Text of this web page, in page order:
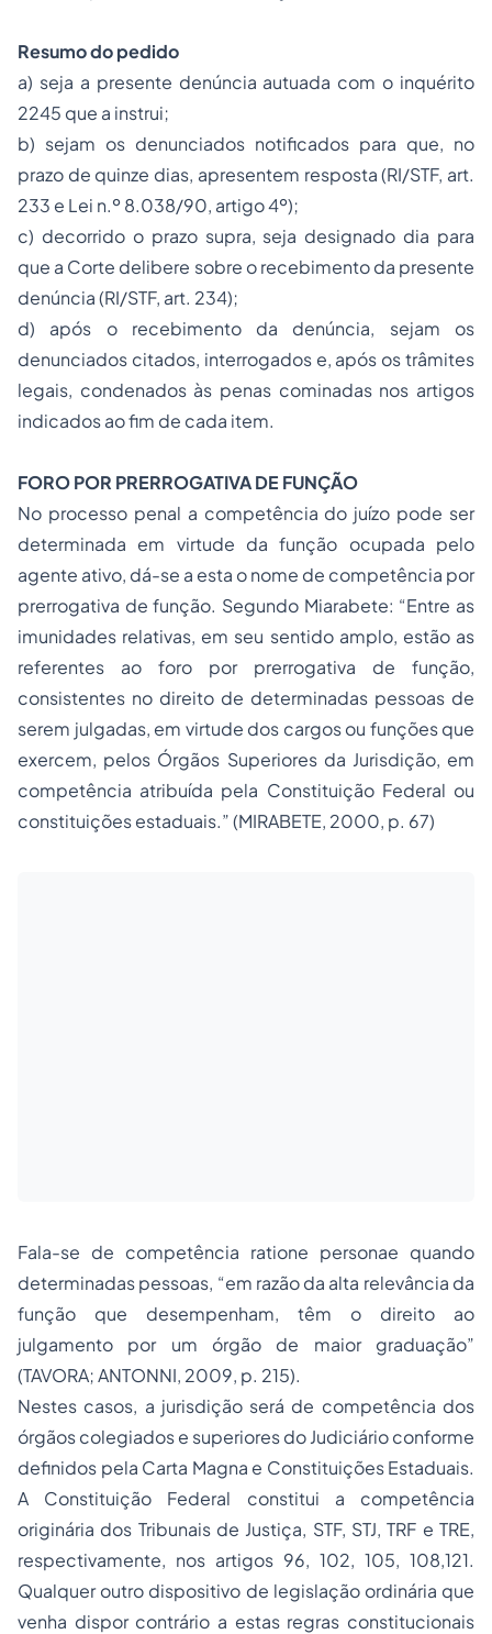
Resumo do pedido
a) seja a presente denúncia autuada com o inquérito
2245 que a instrui;
b) sejam os denunciados notificados para que, no
prazo de quinze dias, apresentem resposta (RI/STF, art.
233 e Lei n.º 8.038/90, artigo 4º);
c) decorrido o prazo supra, seja designado dia para
que a Corte delibere sobre o recebimento da presente
denúncia (RI/STF, art. 234);
d) após o recebimento da denúncia, sejam os
denunciados citados, interrogados e, após os trâmites
legais, condenados às penas cominadas nos artigos
indicados ao fim de cada item.
FORO POR PRERROGATIVA DE FUNÇÃO
No processo penal a competência do juízo pode ser
determinada em virtude da função ocupada pelo
agente ativo, dá-se a esta o nome de competência por
prerrogativa de função. Segundo Miarabete: “Entre as
imunidades relativas, em seu sentido amplo, estão as
referentes ao foro por prerrogativa de função,
consistentes no direito de determinadas pessoas de
serem julgadas, em virtude dos cargos ou funções que
exercem, pelos Órgãos Superiores da Jurisdição, em
competência atribuída pela Constituição Federal ou
constituições estaduais.” (MIRABETE, 2000, p. 67)
Fala-se de competência ratione personae quando
determinadas pessoas, “em razão da alta relevância da
função que desempenham, têm o direito ao
julgamento por um órgão de maior graduação”
(TAVORA; ANTONNI, 2009, p. 215).
Nestes casos, a jurisdição será de competência dos
órgãos colegiados e superiores do Judiciário conforme
definidos pela Carta Magna e Constituições Estaduais.
A Constituição Federal constitui a competência
originária dos Tribunais de Justiça, STF, STJ, TRF e TRE,
respectivamente, nos artigos 96, 102, 105, 108,121.
Qualquer outro dispositivo de legislação ordinária que
venha dispor contrário a estas regras constitucionais